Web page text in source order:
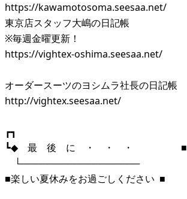
https://kawamotosoma.seesaa.net/
東京店スタッフ大嶋の日記帳
※毎週金曜更新！
https://vightex-oshima.seesaa.net/
オーダースーツのヨシムラ社長の日記帳
http://vightex.seesaa.net/
┏┓
┗◆ 最 後 に ・ ・ ・ ■
└──────────────────
■楽しい夏休みをお過ごしください ■